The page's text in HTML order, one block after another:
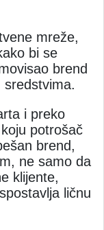
mreže,
bi se
brend
sredstvima.
i preko
potrošač
brend,
ne samo da
klijente,
ličnu